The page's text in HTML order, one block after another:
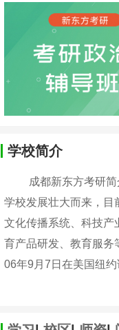
学校简介
成都新东方考研简介
学校发展壮大而来，目
文化传播系统、科技产
育产品研发、教育服务
06年9月7日在美国纽